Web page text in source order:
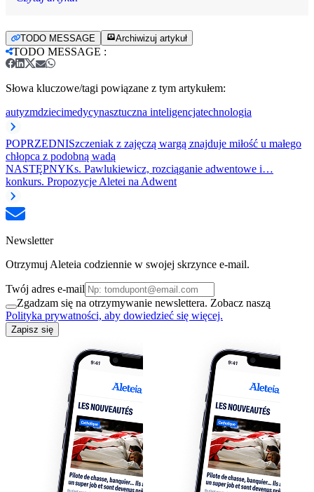
TODO MESSAGE Archiwizuj artykuł
TODO MESSAGE :
Słowa kluczowe/tagi powiązane z tym artykułem:
autyzmdziecimedycynasztuczna inteligencjatechnologia
POPRZEDNISzczeniak z zajęczą wargą znajduje miłość u małego
chłopca z podobną wadą
NASTĘPNYKs. Pawlukiewicz, rozciąganie adwentowe i…
konkurs. Propozycje Aletei na Adwent
Newsletter
Otrzymuj Aleteia codziennie w swojej skrzynce e-mail.
Twój adres e-mail
Zgadzam się na otrzymywanie newslettera. Zobacz naszą
Polityka prywatności, aby dowiedzieć się więcej.
Zapisz się